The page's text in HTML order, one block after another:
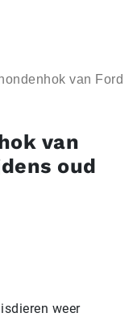
van Ford
van
oud
weer